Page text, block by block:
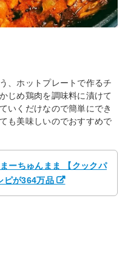
、ホットプレートで作るチ
じめ鶏肉を調味料に漬けて
いくだけなので簡単にでき
も美味しいのでおすすめで
ーちゅんまま 【クックパ
ピが364万品